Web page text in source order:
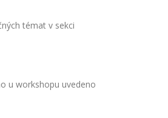
témat v sekci
u workshopu uvedeno